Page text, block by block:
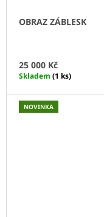
OBRAZ ZÁBLESK
25 000 Kč
Skladem (1 ks)
NOVINKA